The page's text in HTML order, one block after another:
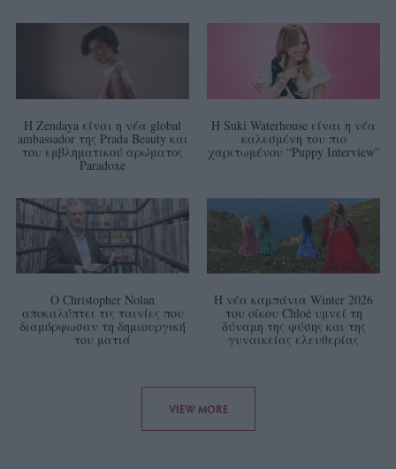
Η Zendaya είναι η νέα global
ambassador της Prada Beauty και
του εμβληματικού αρώματος
Paradoxe
Η Suki Waterhouse είναι η νέα
καλεσμένη του πιο
χαριτωμένου “Puppy Interview”
Ο Christopher Nolan
αποκαλύπτει τις ταινίες που
διαμόρφωσαν τη δημιουργική
του ματιά
Η νέα καμπάνια Winter 2026
του οίκου Chloé υμνεί τη
δύναμη της φύσης και της
γυναικείας ελευθερίας
VIEW MORE